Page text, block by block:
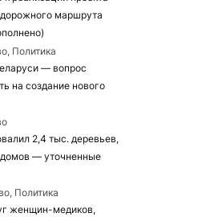
маршрута
Политика
— вопрос
на создание нового
2,4 тыс. деревьев,
— уточненные
Политика
женщин-медиков,